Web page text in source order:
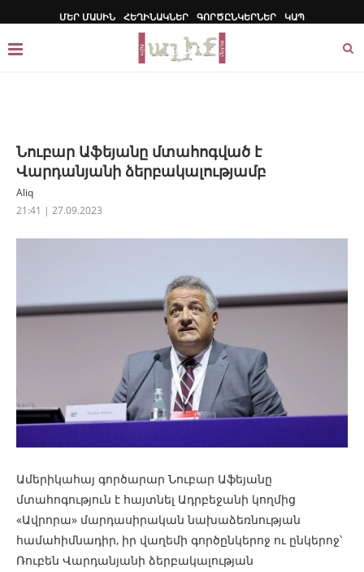
ՄԵՐ ՄԱՍԻՆ ՀԵՂԻՆԱԿՆԵՐ ԳՈՐԾԸՆԿԵՐՆԵՐ ԿԱՊ
Նուբար Աֆեյանը մտահոգված է
Վարդանյանի ձերբակալությամբ
Aliq
21:41 | 27.09.2023
Ամերիկահայ գործարար Նուբար Աֆեյանը
մտահոգություն է հայտնել Ադրբեջանի կողմից
«Ավրորա» մարդասիրական նախաձեռնության
համահիմնադիր, իր վաղեմի գործընկերոջ ու ընկերոջ՝
Ռուբեն Վարդանյանի ձերբակալության